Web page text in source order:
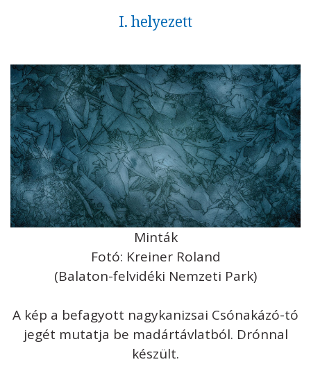
I. helyezett
Minták
Fotó: Kreiner Roland
(Balaton-felvidéki Nemzeti Park)
A kép a befagyott nagykanizsai Csónakázó-tó
jegét mutatja be madártávlatból. Drónnal
készült.